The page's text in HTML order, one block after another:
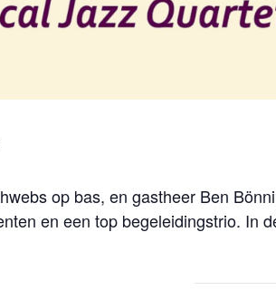
op bas, en gastheer Ben
en een top begeleidingstrio. In